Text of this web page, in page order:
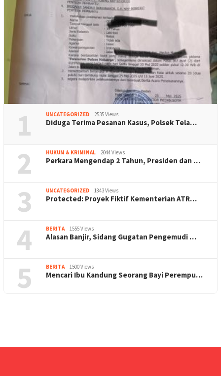
1 UNCATEGORIZED 2535 Views
Diduga Terima Pesanan Kasus, Polsek Tela…
2 HUKUM & KRIMINAL 2044 Views
Perkara Mengendap 2 Tahun, Presiden dan …
3 UNCATEGORIZED 1843 Views
Protected: Proyek Fiktif Kementerian ATR…
4 BERITA 1555 Views
Alasan Banjir, Sidang Gugatan Pengemudi …
5 BERITA 1500 Views
Mencari Ibu Kandung Seorang Bayi Perempu…